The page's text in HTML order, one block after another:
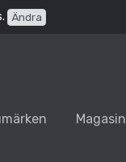
Ändra
Magasin